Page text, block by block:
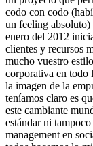
codo con codo
un feeling
enero del 2012
clientes y recursos
mucho vuestro
corporativa en todo
la imagen de la
teníamos claro es
este cambiante
estándar ni tampoco
management en